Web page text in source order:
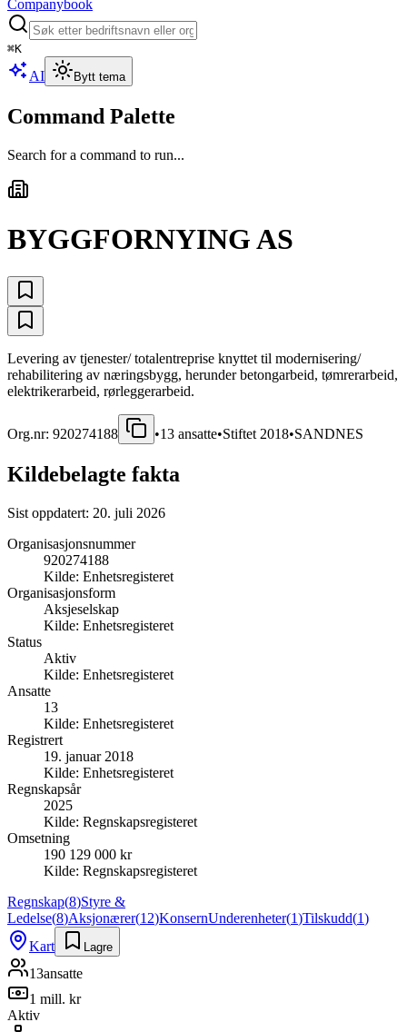
Companybook
⌘K
AI Bytt tema
Command Palette
Search for a command to run...
BYGGFORNYING AS
Levering av tjenester/ totalentreprise knyttet til modernisering/
rehabilitering av næringsbygg, herunder betongarbeid, tømrerarbeid,
elektrikerarbeid, rørleggerarbeid.
Org.nr: 920274188 •13 ansatte•Stiftet 2018•SANDNES
Kildebelagte fakta
Sist oppdatert: 20. juli 2026
Organisasjonsnummer
920274188
Kilde: Enhetsregisteret
Organisasjonsform
Aksjeselskap
Kilde: Enhetsregisteret
Status
Aktiv
Kilde: Enhetsregisteret
Ansatte
13
Kilde: Enhetsregisteret
Registrert
19. januar 2018
Kilde: Enhetsregisteret
Regnskapsår
2025
Kilde: Regnskapsregisteret
Omsetning
190 129 000 kr
Kilde: Regnskapsregisteret
Regnskap(8)Styre &
Ledelse(8)Aksjonærer(12)KonsernUnderenheter(1)Tilskudd(1)
Kart
Lagre
13ansatte
1 mill. kr
Aktiv